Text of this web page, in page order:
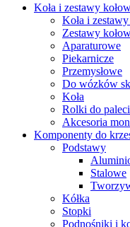
Koła i zestawy
Koła i
Zestawy
Aparaturowe
Piekarnicze
Przemysłowe
Do wózków
Koła
Rolki do
Akcesoria
Komponenty do
Podstawy
Stalowe
Kółka
Stopki
Podnośniki i